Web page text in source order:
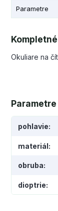
Parametre
Okuliare na
Parametre
pohlavie
materiál
obruba
dioptrie